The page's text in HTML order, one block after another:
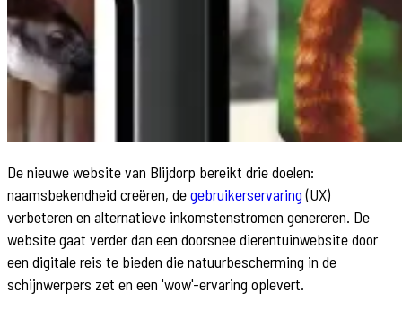
De nieuwe website van Blijdorp bereikt drie doelen:
naamsbekendheid creëren, degebruikerservaring(UX)
verbeteren en alternatieve inkomstenstromen genereren. De
website gaat verder dan een doorsnee dierentuinwebsite door
een digitale reis te bieden die natuurbescherming in de
schijnwerpers zet en een 'wow'-ervaring oplevert.